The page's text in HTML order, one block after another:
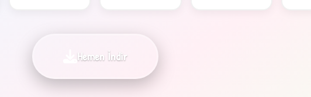
Hemen İndir